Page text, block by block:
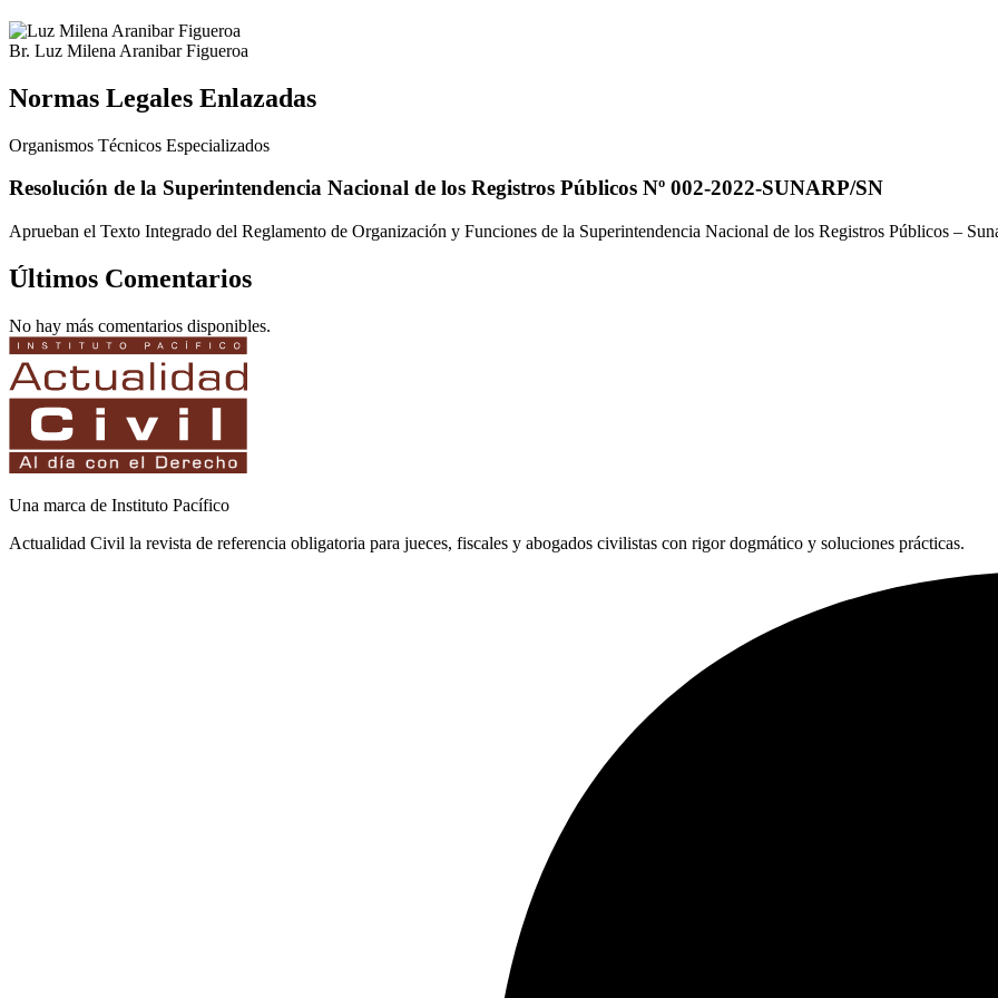
Br. Luz Milena Aranibar Figueroa
Normas Legales Enlazadas
Organismos Técnicos Especializados
Resolución de la Superintendencia Nacional de los Registros Públicos Nº 002-2022-SUNARP/SN
Aprueban el Texto Integrado del Reglamento de Organización y Funciones de la Superintendencia Nacional de los Registros Públicos –
Últimos Comentarios
No hay más comentarios disponibles.
Una marca de Instituto Pacífico
Actualidad Civil la revista de referencia obligatoria para jueces, fiscales y abogados civilistas con rigor dogmático y soluciones prácticas.